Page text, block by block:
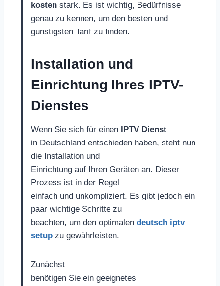
kosten stark. Es ist wichtig, Bedürfnisse
genau zu kennen, um den besten und
günstigsten Tarif zu finden.
Installation und
Einrichtung Ihres IPTV-
Dienstes
Wenn Sie sich für einen IPTV Dienst
in Deutschland entschieden haben, steht nun
die Installation und
Einrichtung auf Ihren Geräten an. Dieser
Prozess ist in der Regel
einfach und unkompliziert. Es gibt jedoch ein
paar wichtige Schritte zu
beachten, um den optimalen deutsch iptv
setup zu gewährleisten.
Zunächst
benötigen Sie ein geeignetes